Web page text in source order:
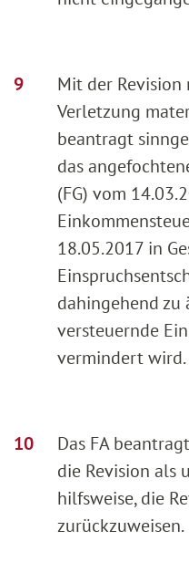
Mit der
Verletzung
beantragt
das
(FG) vom
18.05.2017 in
dahingehend zu
versteuernde
vermindert wird.
Das FA
die Revision als
hilfsweise, die
zurückzuweisen.